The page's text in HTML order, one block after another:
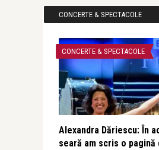
CONCERTE & SPECTACOLE
CONCERTE & SPECTACOLE
Alexandra Dăriescu: În
seară am scris o